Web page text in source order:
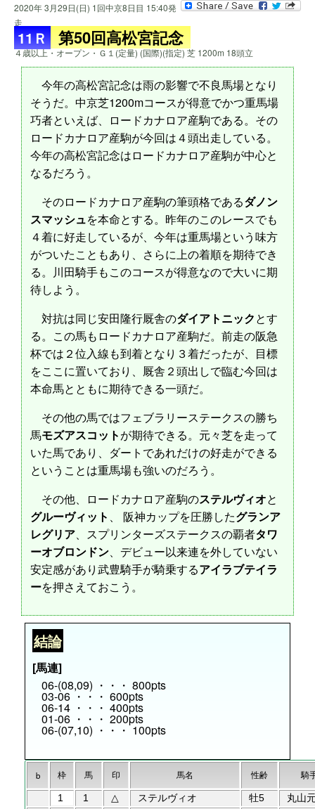
2020年 3月29日(日) 1回中京8日目 15:40発
走
11Ｒ 第50回高松宮記念
４歳以上・オープン・Ｇ１(定量) (国際)(指定) 芝 1200m 18頭立
今年の高松宮記念は雨の影響で不良馬場となり
そうだ。中京芝1200mコースが得意でかつ重馬場
巧者といえば、ロードカナロア産駒である。その
ロードカナロア産駒が今回は４頭出走している。
今年の高松宮記念はロードカナロア産駒が中心と
なるだろう。
そのロードカナロア産駒の筆頭格であるダノン
スマッシュを本命とする。昨年のこのレースでも
４着に好走しているが、今年は重馬場という味方
がついたこともあり、さらに上の着順を期待でき
る。川田騎手もこのコースが得意なので大いに期
待しよう。
対抗は同じ安田隆行厩舎のダイアトニックとす
る。この馬もロードカナロア産駒だ。前走の阪急
杯では２位入線も到着となり３着だったが、目標
をここに置いており、厩舎２頭出しで臨む今回は
本命馬とともに期待できる一頭だ。
その他の馬ではフェブラリーステークスの勝ち
馬モズアスコットが期待できる。元々芝を走って
いた馬であり、ダートであれだけの好走ができる
ということは重馬場も強いのだろう。
その他、ロードカナロア産駒のステルヴィオと
グルーヴィット 、 阪神カップを圧勝したグランア
レグリア、スプリンターズステークスの覇者タワ
ーオブロンドン、デビュー以来連を外していない
安定感があり武豊騎手が騎乗するアイラブテイラ
ーを押さえておこう。
結論
[馬連]
06-(08,09) ・・・ 800pts
03-06 ・・・ 600pts
06-14 ・・・ 400pts
01-06 ・・・ 200pts
06-(07,10) ・・・ 100pts
b 枠 馬 印 馬名 性齢 騎
1 1 △ ステルヴィオ 牡5
丸山